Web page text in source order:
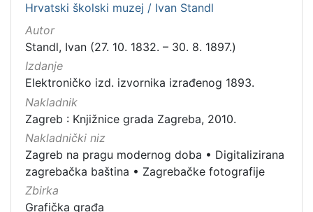
Hrvatski školski muzej / Ivan Standl
Autor
Standl, Ivan (27. 10. 1832. – 30. 8. 1897.)
Izdanje
Elektroničko izd. izvornika izrađenog 1893.
Nakladnik
Zagreb : Knjižnice grada Zagreba, 2010.
Nakladnički niz
Zagreb na pragu modernog doba • Digitalizirana
zagrebačka baština • Zagrebačke fotografije
Zbirka
Grafička građa